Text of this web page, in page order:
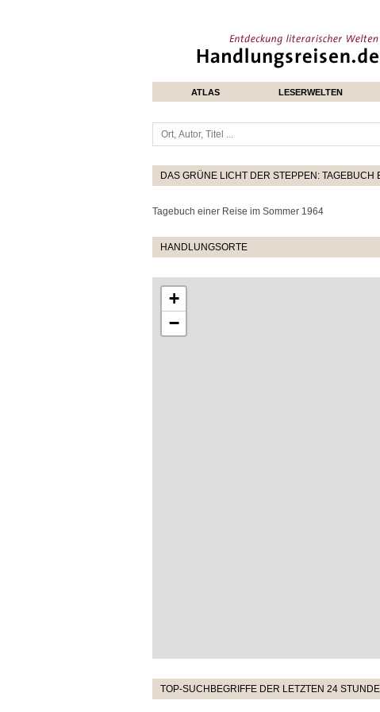
ATLAS LESERWELTEN
DAS GRÜNE LICHT DER STEPPEN: TAGEBUCH
Tagebuch einer Reise im Sommer 1964
HANDLUNGSORTE
+
−
TOP-SUCHBEGRIFFE DER LETZTEN 24